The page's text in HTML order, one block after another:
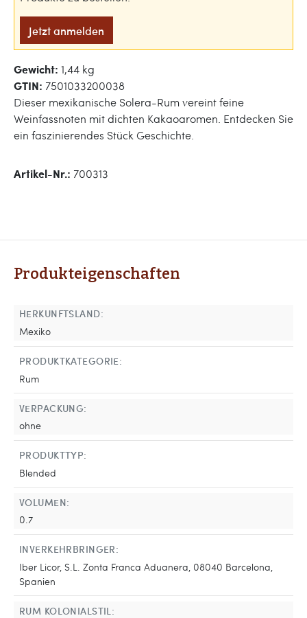
Jetzt anmelden
Gewicht: 1,44 kg
GTIN: 7501033200038
Dieser mexikanische Solera-Rum vereint feine
Weinfassnoten mit dichten Kakaoaromen. Entdecken Sie
ein faszinierendes Stück Geschichte.
Artikel-Nr.: 700313
Produkteigenschaften
HERKUNFTSLAND:
Mexiko
PRODUKTKATEGORIE:
Rum
VERPACKUNG:
ohne
PRODUKTTYP:
Blended
VOLUMEN:
0.7
INVERKEHRBRINGER:
Iber Licor, S.L. Zonta Franca Aduanera, 08040 Barcelona,
Spanien
RUM KOLONIALSTIL: